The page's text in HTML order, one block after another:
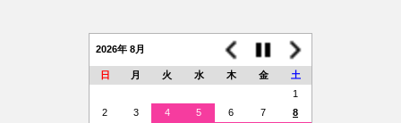
2026年 8月
日 月 火 水 木 金
土
1
2
3 4 5 6 7
8